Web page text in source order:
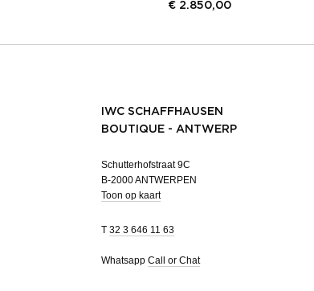
€ 2.850,00
IWC SCHAFFHAUSEN
BOUTIQUE - ANTWERP
Schutterhofstraat 9C
B-2000 ANTWERPEN
Toon op kaart
T 32 3 646 11 63
Whatsapp Call or Chat